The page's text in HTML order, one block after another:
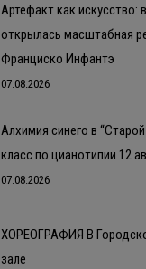
Артефакт как искусство:
открылась масштабная
Франциско Инфантэ
07.08.2026
Алхимия синего в
класс по цианотипии 12
07.08.2026
ХОРЕОГРАФИЯ В
зале